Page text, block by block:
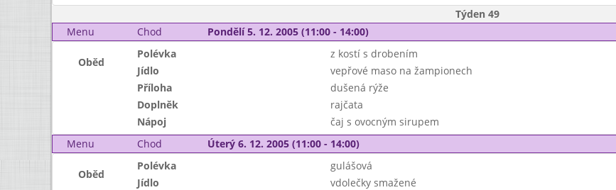
Týden 49
Menu
Chod Pondělí 5. 12. 2005 (11:00 - 14:00)
Oběd
Polévka
z kostí s drobením
Jídlo
vepřové maso na žampionech
Příloha
dušená rýže
Doplněk
rajčata
Nápoj
čaj s ovocným sirupem
Menu
Chod Úterý 6. 12. 2005 (11:00 - 14:00)
Oběd
Polévka
gulášová
Jídlo
vdolečky smažené